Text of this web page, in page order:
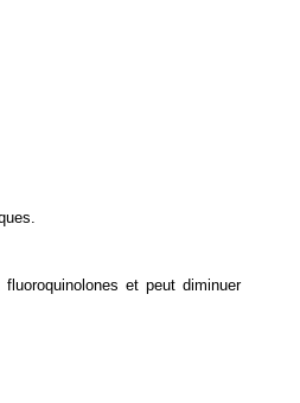
et peut diminuer